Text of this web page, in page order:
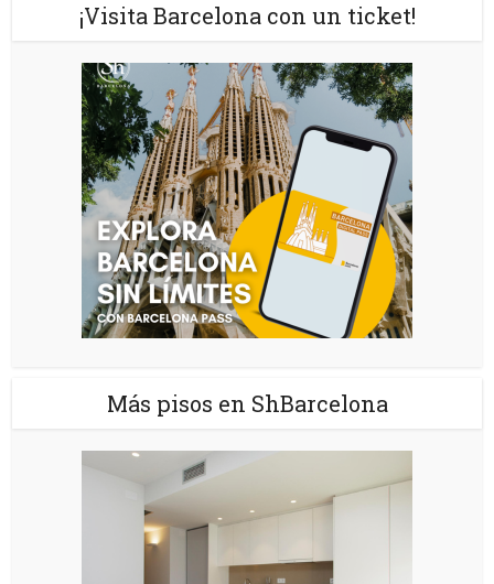
¡Visita Barcelona con un ticket!
Más pisos en ShBarcelona